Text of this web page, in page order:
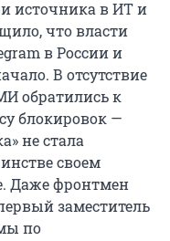
источника в ИТ и
что власти
в России и
В отсутствие
обратились к
блокировок —
не стала
своем
Даже фронтмен
заместитель
по